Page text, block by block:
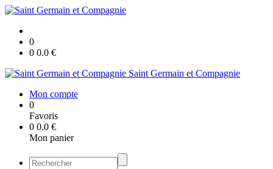
0
0 0.0 €
Saint Germain et Compagnie
Mon compte
0
Favoris
0 0.0 €
Mon panier